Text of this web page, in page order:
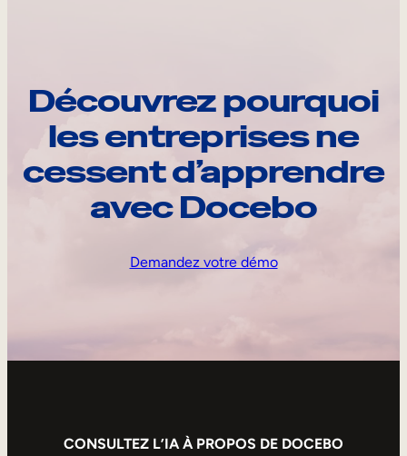
Découvrez pourquoi
les entreprises ne
cessent d’apprendre
avec Docebo
Demandez votre démo
CONSULTEZ L’IA À PROPOS DE DOCEBO